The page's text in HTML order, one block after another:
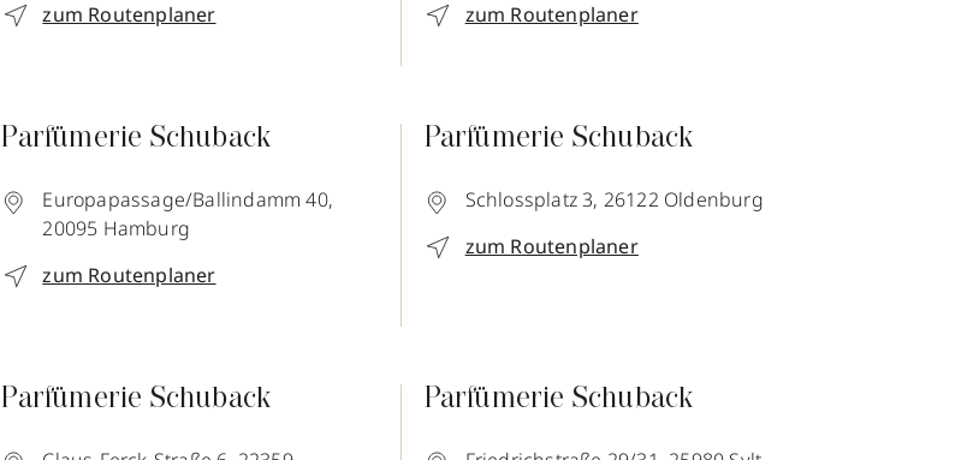
zum Routenplaner
zum Routenplaner
Parfümerie Schuback
Europapassage/Ballindamm 40,
20095 Hamburg
zum Routenplaner
Parfümerie Schuback
Schlossplatz 3, 26122 Oldenburg
zum Routenplaner
Parfümerie Schuback Parfümerie Schuback